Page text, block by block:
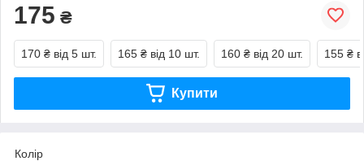
175 ₴
170 ₴ від 5 шт. 165 ₴ від 10 шт. 160 ₴ від 20 шт. 155 ₴
Купити
Колір